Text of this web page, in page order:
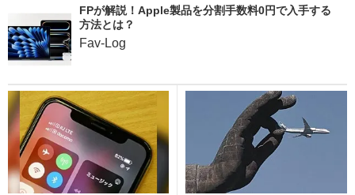
FPが解説！Apple製品を分割手数料0円で入手する
方法とは？
Fav-Log